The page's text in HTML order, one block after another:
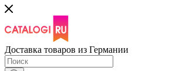
Доставка товаров из Германии